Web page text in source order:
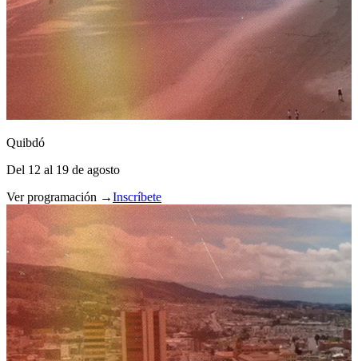
Quibdó
Del 12 al 19 de agosto
Ver programación →Inscríbete